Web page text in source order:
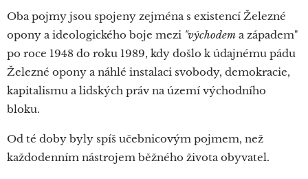
Oba pojmy jsou spojeny zejména s existencí Železné
opony a ideologického boje mezi "východem a západem"
po roce 1948 do roku 1989, kdy došlo k údajnému pádu
Železné opony a náhlé instalaci svobody, demokracie,
kapitalismu a lidských práv na území východního
bloku.
Od té doby byly spíš učebnicovým pojmem, než
každodenním nástrojem běžného života obyvatel.